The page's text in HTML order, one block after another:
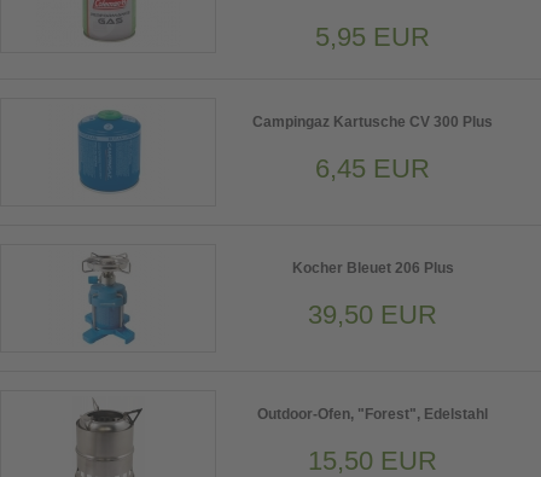
5,95 EUR
Campingaz Kartusche CV 300 Plus
6,45 EUR
Kocher Bleuet 206 Plus
39,50 EUR
Outdoor-Ofen, "Forest", Edelstahl
15,50 EUR